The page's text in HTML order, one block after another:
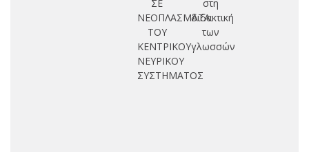
ΣΕ
ΝΕΟΠΛΑΣΜΑΤΑ
ΤΟΥ
ΚΕΝΤΡΙΚΟΥ
ΝΕΥΡΙΚΟΥ
ΣΥΣΤΗΜΑΤΟΣ
στη
διδακτική
των
γλωσσών